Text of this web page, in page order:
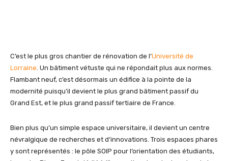
C’est le plus gros chantier de rénovation de l’Université de
Lorraine . Un bâtiment vétuste qui ne répondait plus aux normes.
Flambant neuf, c’est désormais un édifice à la pointe de la
modernité puisqu’il devient le plus grand bâtiment passif du
Grand Est, et le plus grand passif tertiaire de France.
Bien plus qu’un simple espace universitaire, il devient un centre
névralgique de recherches et d’innovations. Trois espaces phares
y sont représentés : le pôle SOIP pour l’orientation des étudiants,